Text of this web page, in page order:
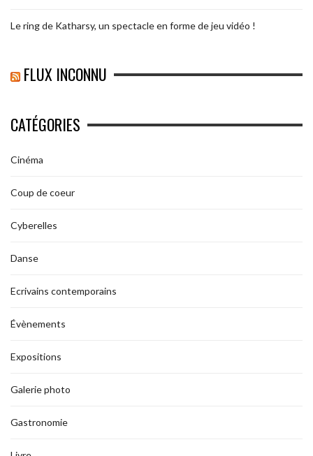
Le ring de Katharsy, un spectacle en forme de jeu vidéo !
FLUX INCONNU
CATÉGORIES
Cinéma
Coup de coeur
Cyberelles
Danse
Ecrivains contemporains
Évènements
Expositions
Galerie photo
Gastronomie